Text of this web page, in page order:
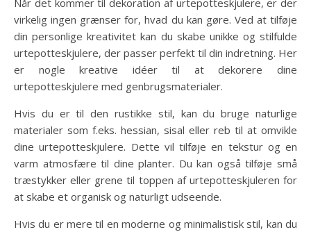
Når det kommer til dekoration af urtepotteskjulere, er der
virkelig ingen grænser for, hvad du kan gøre. Ved at tilføje
din personlige kreativitet kan du skabe unikke og stilfulde
urtepotteskjulere, der passer perfekt til din indretning. Her
er nogle kreative idéer til at dekorere dine
urtepotteskjulere med genbrugsmaterialer.
Hvis du er til den rustikke stil, kan du bruge naturlige
materialer som f.eks. hessian, sisal eller reb til at omvikle
dine urtepotteskjulere. Dette vil tilføje en tekstur og en
varm atmosfære til dine planter. Du kan også tilføje små
træstykker eller grene til toppen af urtepotteskjuleren for
at skabe et organisk og naturligt udseende.
Hvis du er mere til en moderne og minimalistisk stil, kan du